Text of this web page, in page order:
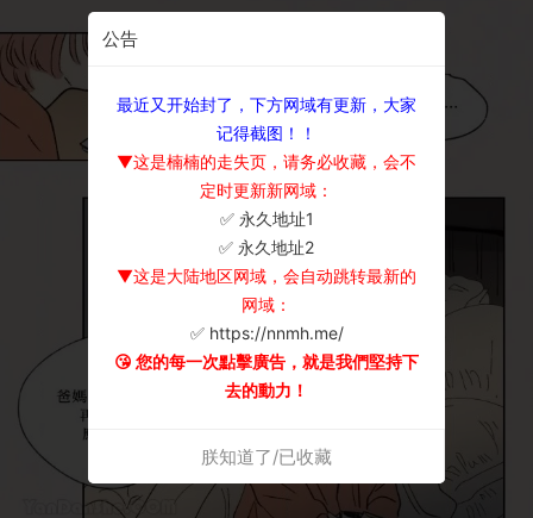
公告
最近又开始封了，下方网域有更新，大家
记得截图！！
▼这是楠楠的走失页，请务必收藏，会不
定时更新新网域：
✅ 永久地址1
✅ 永久地址2
▼这是大陆地区网域，会自动跳转最新的
网域：
✅ https://nnmh.me/
😘 您的每一次點擊廣告，就是我們堅持下
去的動力！
朕知道了/已收藏